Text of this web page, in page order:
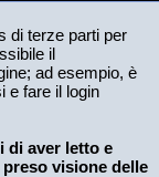
di terze parti per
il
ad esempio, è
e fare il login
di aver letto e
preso visione delle